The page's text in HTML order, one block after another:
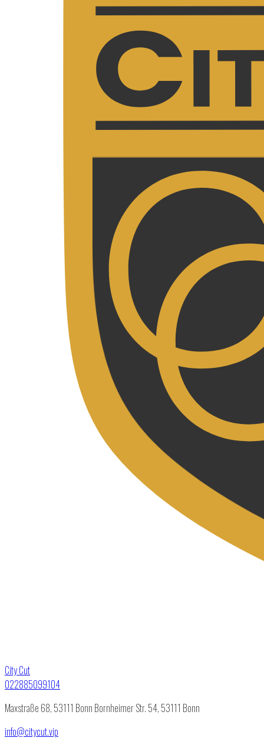
City Cut
022885099104
Maxstraße 68, 53111 Bonn Bornheimer Str. 54, 53111 Bonn
info@citycut.vip